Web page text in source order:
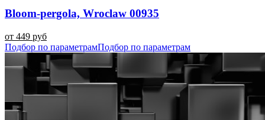
Bloom-pergola, Wroclaw 00935
от 449 руб
Подбор по параметрамПодбор по параметрам